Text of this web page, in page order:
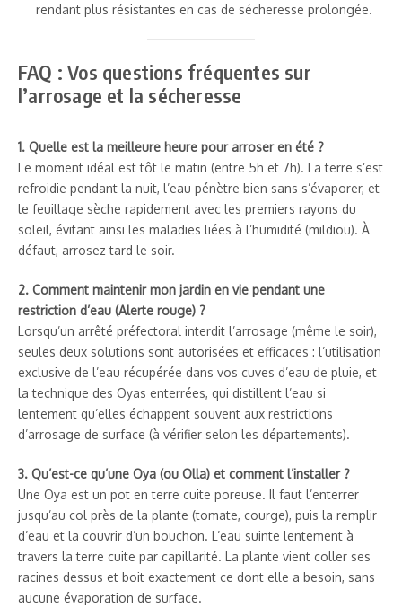
rendant plus résistantes en cas de sécheresse prolongée.
FAQ : Vos questions fréquentes sur
l’arrosage et la sécheresse
1. Quelle est la meilleure heure pour arroser en été ?
Le moment idéal est tôt le matin (entre 5h et 7h). La terre s’est
refroidie pendant la nuit, l’eau pénètre bien sans s’évaporer, et
le feuillage sèche rapidement avec les premiers rayons du
soleil, évitant ainsi les maladies liées à l’humidité (mildiou). À
défaut, arrosez tard le soir.
2. Comment maintenir mon jardin en vie pendant une
restriction d’eau (Alerte rouge) ?
Lorsqu’un arrêté préfectoral interdit l’arrosage (même le soir),
seules deux solutions sont autorisées et efficaces : l’utilisation
exclusive de l’eau récupérée dans vos cuves d’eau de pluie, et
la technique des Oyas enterrées, qui distillent l’eau si
lentement qu’elles échappent souvent aux restrictions
d’arrosage de surface (à vérifier selon les départements).
3. Qu’est-ce qu’une Oya (ou Olla) et comment l’installer ?
Une Oya est un pot en terre cuite poreuse. Il faut l’enterrer
jusqu’au col près de la plante (tomate, courge), puis la remplir
d’eau et la couvrir d’un bouchon. L’eau suinte lentement à
travers la terre cuite par capillarité. La plante vient coller ses
racines dessus et boit exactement ce dont elle a besoin, sans
aucune évaporation de surface.